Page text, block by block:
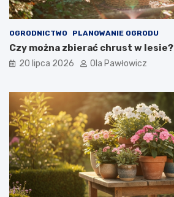
OGRODNICTWO PLANOWANIE OGRODU
Czy można zbierać chrust w lesie?
20 lipca 2026 Ola Pawłowicz